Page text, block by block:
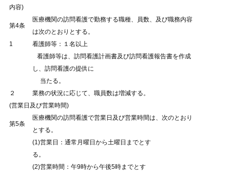
内容)
第4条
医療機関の訪問看護で勤務する職種、員数、及び職務内容
は次のとおりとする。
1
看護師等：１名以上
看護師等は、訪問看護計画書及び訪問看護報告書を作成
し、訪問看護の提供に
当たる。
２
業務の状況に応じて、職員数は増減する。
(営業日及び営業時間)
第5条
医療機関の訪問看護で営業日及び営業時間は、次のとおり
とする。
(1)営業日：通常月曜日から土曜日までとす
る。
(2)営業時間：午9時から午後5時までとす